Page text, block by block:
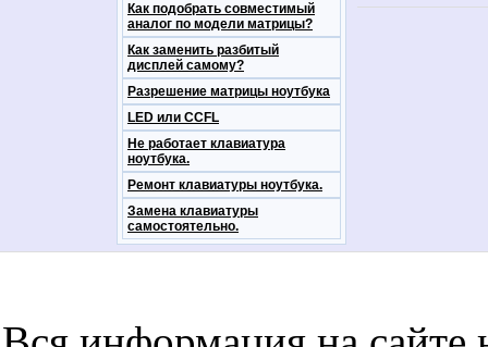
Как подобрать совместимый
аналог по модели матрицы?
Как заменить разбитый
дисплей самому?
Разрешение матрицы ноутбука
LED или CCFL
Не работает клавиатура
ноутбука.
Ремонт клавиатуры ноутбука.
Замена клавиатуры
самостоятельно.